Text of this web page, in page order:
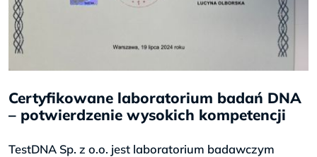
Certyfikowane laboratorium badań DNA
– potwierdzenie wysokich kompetencji
TestDNA Sp. z o.o. jest laboratorium badawczym